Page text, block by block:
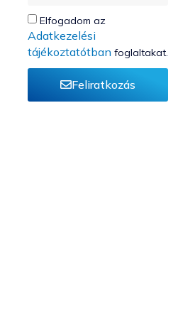
Elfogadom az
Adatkezelési
tájékoztatótban foglaltakat.
Feliratkozás